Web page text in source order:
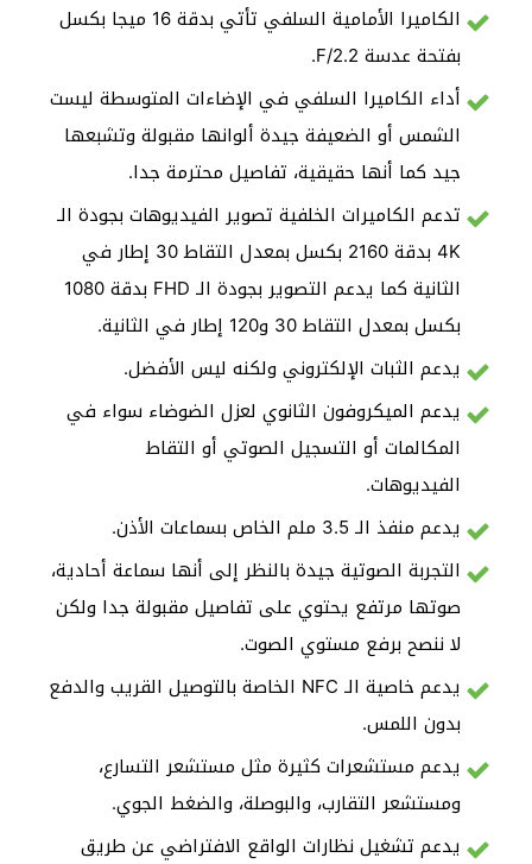
الكاميرا الأمامية السلفي تأتي بدقة 16 ميجا بكسل
بفتحة عدسة F/2.2.
أداء الكاميرا السلفي في الإضاءات المتوسطة ليست
الشمس أو الضعيفة جيدة ألوانها مقبولة وتشبعها
جيد كما أنها حقيقية، تفاصيل محترمة جدا.
تدعم الكاميرات الخلفية تصوير الفيديوهات بجودة الـ
4K بدقة 2160 بكسل بمعدل التقاط 30 إطار في
الثانية كما يدعم التصوير بجودة الـ FHD بدقة 1080
بكسل بمعدل التقاط 30 و120 إطار في الثانية.
يدعم الثبات الإلكتروني ولكنه ليس الأفضل.
يدعم الميكروفون الثانوي لعزل الضوضاء سواء في
المكالمات أو التسجيل الصوتي أو التقاط
الفيديوهات.
يدعم منفذ الـ 3.5 ملم الخاص بسماعات الأذن.
التجربة الصوتية جيدة بالنظر إلى أنها سماعة أحادية،
صوتها مرتفع يحتوي على تفاصيل مقبولة جدا ولكن
لا ننصح برفع مستوي الصوت.
يدعم خاصية الـ NFC الخاصة بالتوصيل القريب والدفع
بدون اللمس.
يدعم مستشعرات كثيرة مثل مستشعر التسارع،
ومستشعر التقارب، والبوصلة، والضغط الجوي.
يدعم تشغيل نظارات الواقع الافتراضي عن طريق